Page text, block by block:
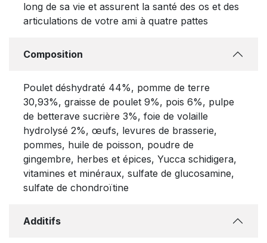
long de sa vie et assurent la santé des os et des
articulations de votre ami à quatre pattes
Composition
Poulet déshydraté 44%, pomme de terre
30,93%, graisse de poulet 9%, pois 6%, pulpe
de betterave sucrière 3%, foie de volaille
hydrolysé 2%, œufs, levures de brasserie,
pommes, huile de poisson, poudre de
gingembre, herbes et épices, Yucca schidigera,
vitamines et minéraux, sulfate de glucosamine,
sulfate de chondroïtine
Additifs